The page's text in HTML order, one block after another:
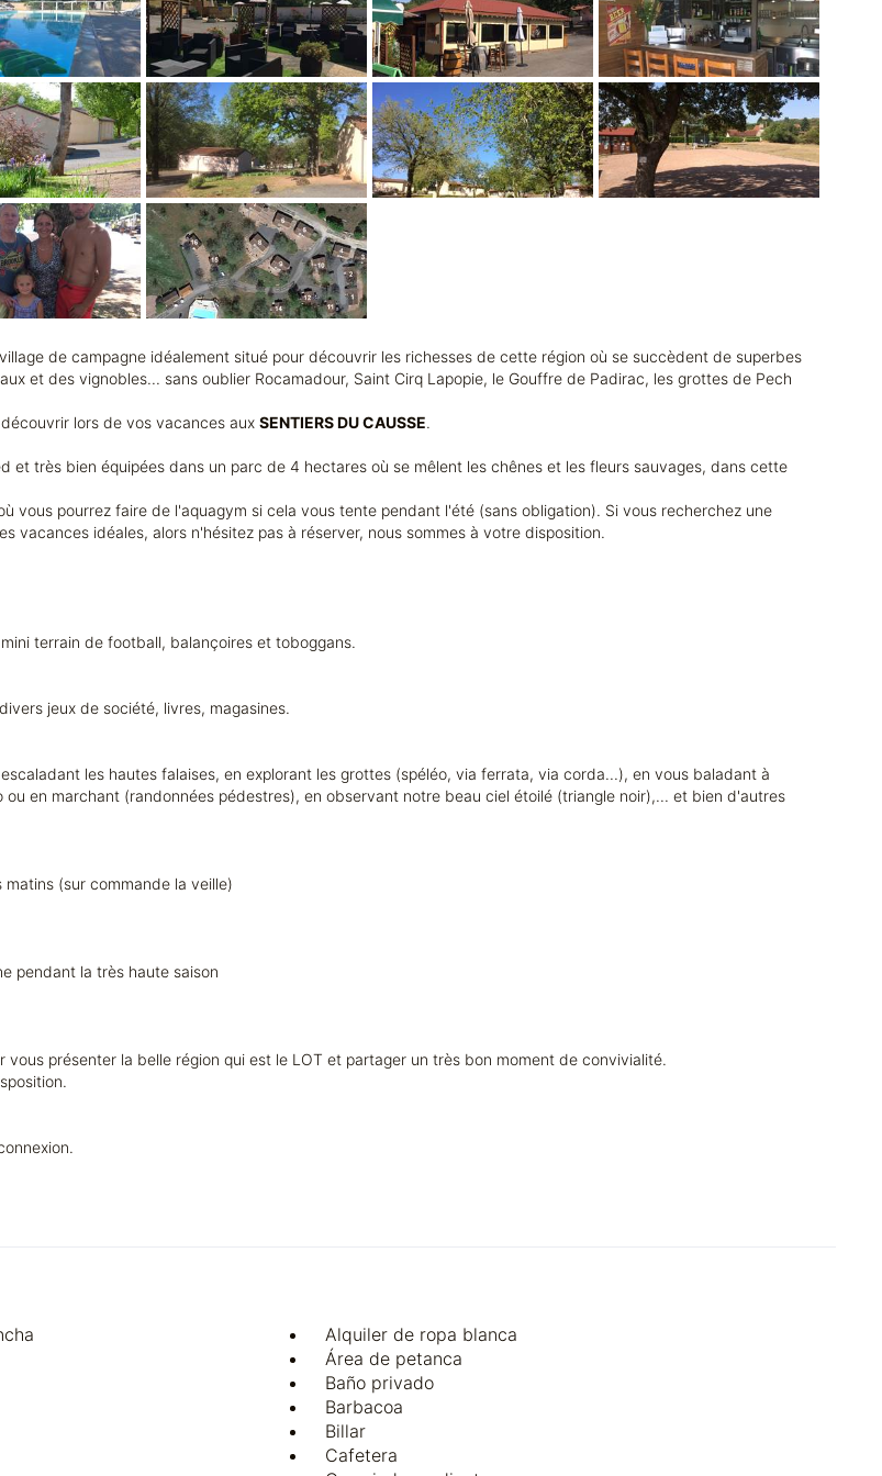
de campagne idéalement situé pour découvrir les richesses de cette région où se succèdent de superbes
et des vignobles... sans oublier Rocamadour, Saint Cirq Lapopie, le Gouffre de Padirac, les grottes de Pech
lors de vos vacances aux SENTIERS DU CAUSSE.
et très bien équipées dans un parc de 4 hectares où se mêlent les chênes et les fleurs sauvages, dans cette
vous pourrez faire de l'aquagym si cela vous tente pendant l'été (sans obligation). Si vous recherchez une
vacances idéales, alors n'hésitez pas à réserver, nous sommes à votre disposition.
terrain de football, balançoires et toboggans.
jeux de société, livres, magasines.
les hautes falaises, en explorant les grottes (spéléo, via ferrata, via corda...), en vous baladant à
en marchant (randonnées pédestres), en observant notre beau ciel étoilé (triangle noir),... et bien d'autres
(sur commande la veille)
pendant la très haute saison
présenter la belle région qui est le LOT et partager un très bon moment de convivialité.
Alquiler de ropa blanca
Área de petanca
Baño privado
Barbacoa
Billar
Cafetera